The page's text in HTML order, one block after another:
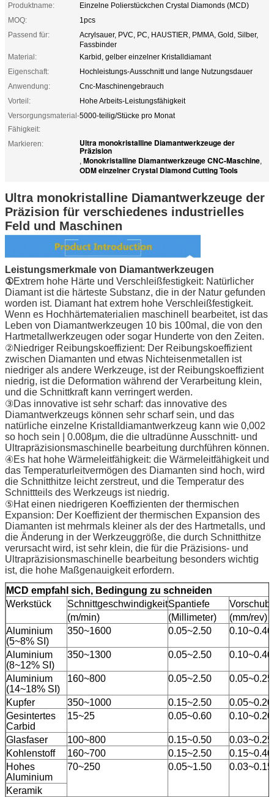
Produktname:
Einzelne Polierstückchen Crystal Diamonds (MCD)
MOQ:
1pcs
Passend für:
Acrylsauer, PVC, PC, HAUSTIER, PMMA, Gold, Silber,
Fassbinder
Material:
Karbid, gelber einzelner Kristalldiamant
Eigenschaft:
Hochleistungs-Ausschnitt und lange Nutzungsdauer
Anwendung:
Cnc-Maschinengebrauch
Vorteil:
Hohe Arbeits-Leistungsfähigkeit
Versorgungsmaterial-
Fähigkeit:
5000-teilig/Stücke pro Monat
Markieren: Ultra monokristalline Diamantwerkzeuge der
Präzision
, Monokristalline Diamantwerkzeuge CNC-Maschine,
ODM einzelner Crystal Diamond Cutting Tools
Ultra monokristalline Diamantwerkzeuge der
Präzision für verschiedenes industrielles
Feld und Maschinen
Leistungsmerkmale von Diamantwerkzeugen
①Extrem hohe Härte und Verschleißfestigkeit: Natürlicher
Diamant ist die härteste Substanz, die in der Natur gefunden
worden ist. Diamant hat extrem hohe Verschleißfestigkeit.
Wenn es Hochhärtematerialien maschinell bearbeitet, ist das
Leben von Diamantwerkzeugen 10 bis 100mal, die von den
Hartmetallwerkzeugen oder sogar Hunderte von den Zeiten.
②Niedriger Reibungskoeffizient: Der Reibungskoeffizient
zwischen Diamanten und etwas Nichteisenmetallen ist
niedriger als andere Werkzeuge, ist der Reibungskoeffizient
niedrig, ist die Deformation während der Verarbeitung klein,
und die Schnittkraft kann verringert werden.
③Das innovative ist sehr scharf: das innovative des
Diamantwerkzeugs können sehr scharf sein, und das
natürliche einzelne Kristalldiamantwerkzeug kann wie 0,002
so hoch sein | 0.008μm, die die ultradünne Ausschnitt- und
Ultrapräzisionsmaschinelle bearbeitung durchführen können.
④Es hat hohe Wärmeleitfähigkeit: die Wärmeleitfähigkeit und
das Temperaturleitvermögen des Diamanten sind hoch, wird
die Schnitthitze leicht zerstreut, und die Temperatur des
Schnittteils des Werkzeugs ist niedrig.
⑤Hat einen niedrigeren Koeffizienten der thermischen
Expansion: Der Koeffizient der thermischen Expansion des
Diamanten ist mehrmals kleiner als der des Hartmetalls, und
die Änderung in der Werkzeuggröße, die durch Schnitthitze
verursacht wird, ist sehr klein, die für die Präzisions- und
Ultrapräzisionsmaschinelle bearbeitung besonders wichtig
ist, die hohe Maßgenauigkeit erfordern.
MCD empfahl sich, Bedingung zu schneiden
Werkstück
SchnittgeschwindigkeitSpantiefe
(m/min)
(Millimeter)
(mm/rev)
Aluminium
(5~8% SI)
350~1600 0.05~2.50 0.10~0.40
Aluminium
(8~12% SI)
350~1300 0.05~2.50 0.10~0.40
Aluminium
(14~18% SI)
160~800 0.05~2.50 0.05~0.25
Kupfer 350~1000 0.15~2.50
0.05~0.20
Gesintertes
Carbid
15~25 0.05~0.60 0.10~0.20
Glasfaser 100~800 0.15~0.50
0.03~0.25
Kohlenstoff
160~700 0.15~2.50
0.15~0.40
Hohes
Aluminium
70~250 0.05~1.50 0.03~0.15
Keramik